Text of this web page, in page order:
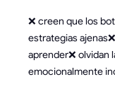
❌ creen que los
estrategias
aprender❌ olvidan
emocionalmente